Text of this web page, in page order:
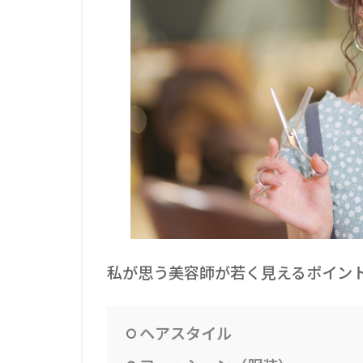
私が思う美容師が若く見えるポイン
ヘアスタイル